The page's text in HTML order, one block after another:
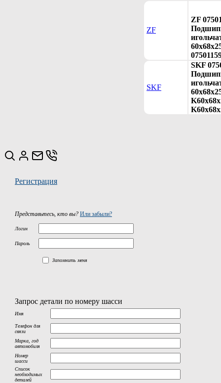
ZF
ZF
SKF
SKF
Регистрация
Представьтесь, кто вы? Или забыли?
Логин
Пароль
Запомнить меня
Запрос детали по номеру шасси
Имя
Телефон для
связи
Марка, год
автомобиля
Номер
шасси
Список
необходимых
деталей